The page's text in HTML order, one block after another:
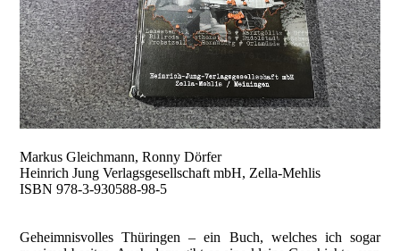
Markus Gleichmann, Ronny Dörfer
Heinrich Jung Verlagsgesellschaft mbH, Zella-Mehlis
ISBN 978-3-930588-98-5
Geheimnisvolles Thüringen – ein Buch, welches ich sogar